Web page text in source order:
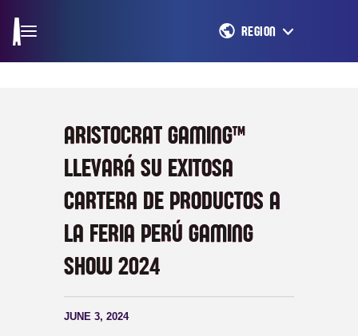
REGION
ARISTOCRAT GAMING™
LLEVARÁ SU EXITOSA
CARTERA DE PRODUCTOS A
LA FERIA PERÚ GAMING
SHOW 2024
JUNE 3, 2024